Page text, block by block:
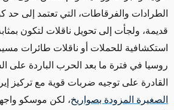
الطرادات والفرقاطات، التي تعتمد إلى
قديمة، ولجأت إلى تحويل ناقلات لتكون
استكشافية للحملات أو ناقلات طائرات
روسيا في فترة ما بعد الحرب الباردة على
القادرة على توجيه ضربات قوية مع تركيز
الصغيرة المزودة بصواريخ، لكن موسكو